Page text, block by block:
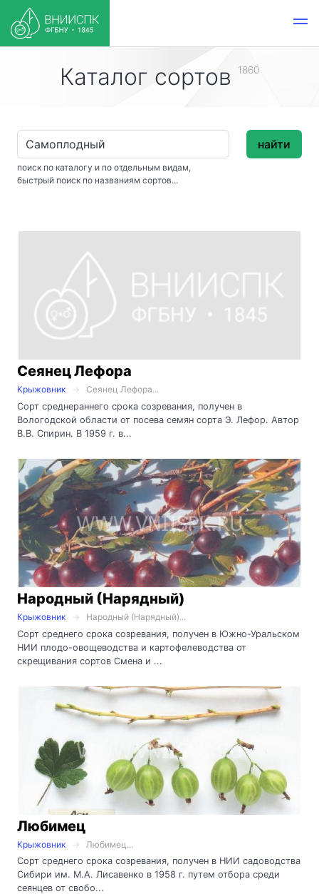
Каталог сортов 1860
поиск по каталогу и по отдельным видам,
быстрый поиск по названиям сортов...
найти
Сеянец Лефора
Крыжовник
Сеянец Лефора...
Сорт среднераннего срока созревания, получен в
Вологодской области от посева семян сорта Э. Лефор. Автор
В.В. Спирин. В 1959 г. в...
Народный (Нарядный)
Крыжовник
Народный (Нарядный)...
Сорт среднего срока созревания, получен в Южно-Уральском
НИИ плодо-овощеводства и картофелеводства от
скрещивания сортов Смена и ...
Любимец
Крыжовник
Любимец...
Сорт среднего срока созревания, получен в НИИ садоводства
Сибири им. М.А. Лисавенко в 1958 г. путем отбора среди
сеянцев от свобо...